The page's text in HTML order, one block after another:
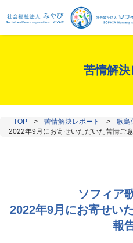
苦情解決
TOP > 苦情解決レポート > 歌島
2022年9月にお寄せいただいた苦情ご意
ソフィア
2022年9月にお寄せい
報